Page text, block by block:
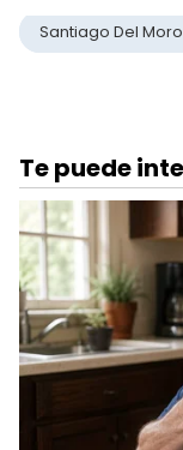
Santiago Del Moro